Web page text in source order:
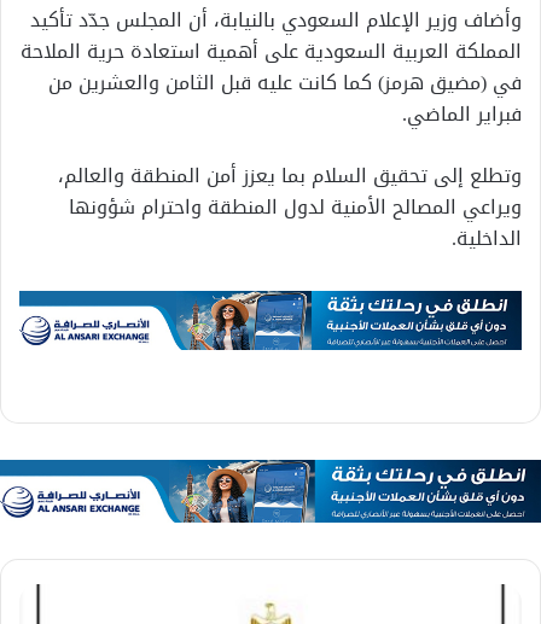
وأضاف وزير الإعلام السعودي بالنيابة، أن المجلس جدّد تأكيد
المملكة العربية السعودية على أهمية استعادة حرية الملاحة
في (مضيق هرمز) كما كانت عليه قبل الثامن والعشرين من
فبراير الماضي.
وتطلع إلى تحقيق السلام بما يعزز أمن المنطقة والعالم،
ويراعي المصالح الأمنية لدول المنطقة واحترام شؤونها
الداخلية.